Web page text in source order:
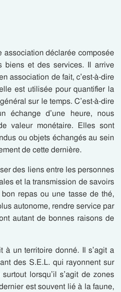
association déclarée composée
biens et des services. Il arrive
association de fait, c’est-à-dire
est utilisée pour quantifier la
sur le temps. C’est-à-dire
échange d’une heure, nous
valeur monétaire. Elles sont
ou objets échangés au sein
de cette dernière.
des liens entre les personnes
et la transmission de savoirs
repas ou une tasse de thé,
autonome, rendre service par
autant de bonnes raisons de
un territoire donné. Il s’agit a
des S.E.L. qui rayonnent sur
lorsqu’il s’agit de zones
est souvent lié à la faune,